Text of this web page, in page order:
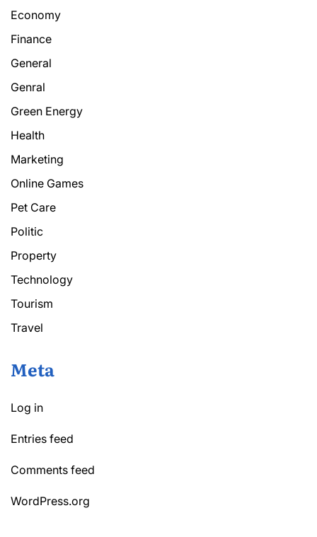
Economy
Finance
General
Genral
Green Energy
Health
Marketing
Online Games
Pet Care
Politic
Property
Technology
Tourism
Travel
Meta
Log in
Entries feed
Comments feed
WordPress.org